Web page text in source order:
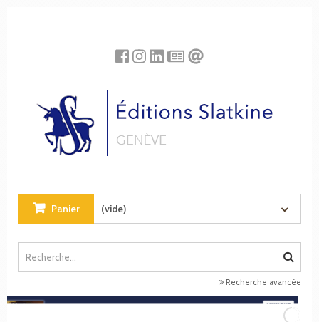
Panier (vide)
Recherche avancée